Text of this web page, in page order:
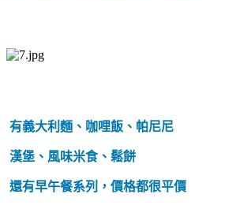
有義大利麵、咖哩飯、帕尼尼
漢堡、風味米食、鬆餅
還有早午餐系列，價格都很平價